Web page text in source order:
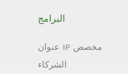
البرامج
عنوان IP مخصص
الشركاء